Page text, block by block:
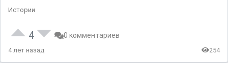
Истории
4 0 комментариев
4 лет назад 254